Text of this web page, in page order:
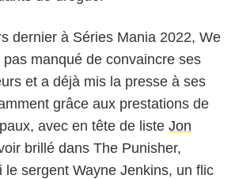
dernier à Séries Mania 2022, We
pas manqué de convaincre ses
et a déjà mis la presse à ses
grâce aux prestations de
avec en tête de liste Jon
brillé dans The Punisher,
le sergent Wayne Jenkins, un flic